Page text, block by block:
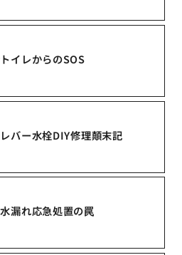
イレからのSOS
バー水栓DIY修理顛末記
漏れ応急処置の罠